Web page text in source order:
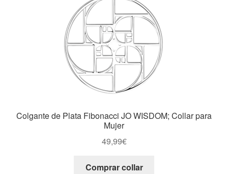
Colgante de Plata Fibonacci JO WISDOM; Collar para
Mujer
49,99€
Comprar collar